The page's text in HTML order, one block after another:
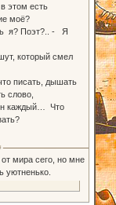
этом есть
моё?
я? Поэт?.. - Я
который смел
писать, дышать
слово,
каждый… Что
мира сего, но мне
уютненько.